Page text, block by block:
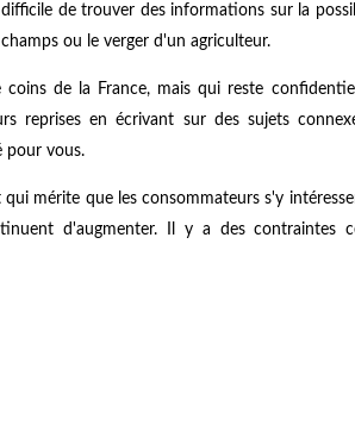
de trouver des informations sur la
ou le verger d'un agriculteur.
de la France, mais qui reste
reprises en écrivant sur des sujets
pour vous.
mérite que les consommateurs s'y
d'augmenter. Il y a des contraintes